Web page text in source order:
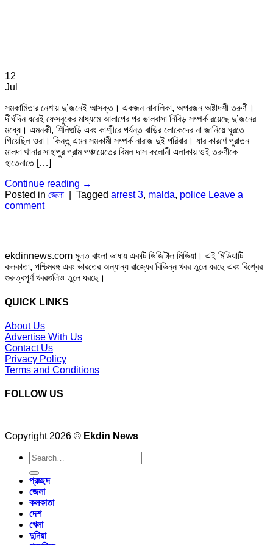
12
Jul
সমকামিতার নেশায় দু’জনেই আসক্ত। একজন নাবালিকা, অপরজন অষ্টাদশী তরুণী।
দীর্ঘদিন ধরেই ফেসবুকের মাধ্যমে আলাপের পর ভালবাসা নিবিড় সম্পর্ক রয়েছে দু’জনের
মধ্যে। এমনকী, শিলিগুড়ি এবং কাশ্মীরে পর্যন্ত বাড়ির লোকেদের না জানিয়ে ঘুরতে
গিয়েছিল ওরা। কিন্তু এমন সমকামী সম্পর্ক নারাজ দুই পরিবার। যার কারণে পুরাতন
মালদা থানার সাহাপুর গ্রাম পঞ্চায়েতের বিমল দাস কলোনী এলাকায় ওই তরুণীকে
হাতেনাতে […]
Continue reading →
Posted in জেলা Tagged arrest 3, malda, police Leave a
comment
ekdinnews.com মূলত বাংলা ভাষায় একটি ডিজিটাল মিডিয়া। এই মিডিয়াটি
কলকাতা, পশ্চিমবঙ্গ এবং ভারতের অন্যান্য রাজ্যের বিভিন্ন খবর তুলে ধরছে এবং বিশ্বের
গুরুত্বপূর্ণ খবরগুলিও তুলে ধরছে।
QUICK LINKS
About Us
Advertise With Us
Contact Us
Privacy Policy
Terms and Conditions
FOLLOW US
Copyright 2026 © Ekdin News
প্রচ্ছদ
জেলা
কলকাতা
দেশ
খেলা
দুনিয়া